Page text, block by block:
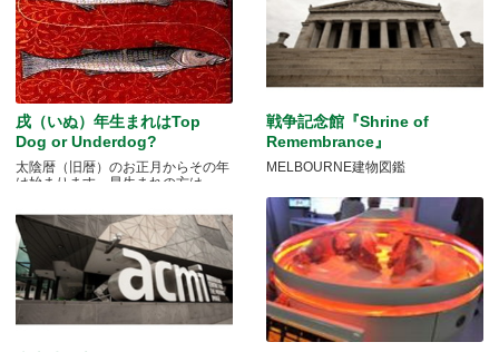
戌（いぬ）年生まれはTop
Dog or Underdog?
太陰暦（旧暦）のお正月からその年
は始まります。早生まれの方は.....
戦争記念館『Shrine of
Remembrance』
MELBOURNE建物図鑑